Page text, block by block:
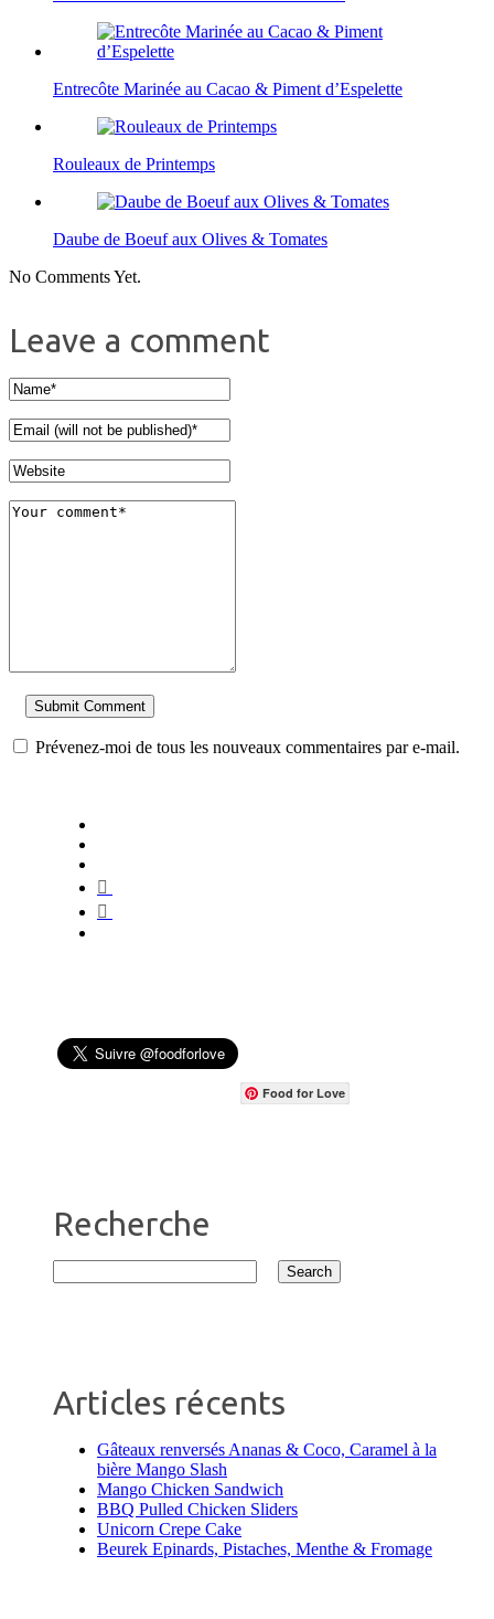
Entrecôte Marinée au Cacao & Piment d’Espelette
Rouleaux de Printemps
Daube de Boeuf aux Olives & Tomates
No Comments Yet.
Leave a comment
Prévenez-moi de tous les nouveaux commentaires par e-mail.
Food for Love
Recherche
Articles récents
Gâteaux renversés Ananas & Coco, Caramel à la
bière Mango Slash
Mango Chicken Sandwich
BBQ Pulled Chicken Sliders
Unicorn Crepe Cake
Beurek Epinards, Pistaches, Menthe & Fromage